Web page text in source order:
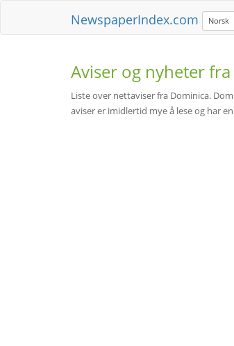
NewspaperIndex.com Norsk
Aviser og nyheter fra
Liste over nettaviser fra Dominica.
aviser er imidlertid mye å lese og har